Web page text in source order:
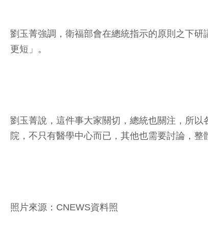
劉玉菁強調，衛福部會在總統指示的原則之下
更短」。
劉玉菁說，這件事大家關切，總統也關注，所
院，不只有醫學中心而已，其他也需要討論，整
照片來源：CNEWS資料照